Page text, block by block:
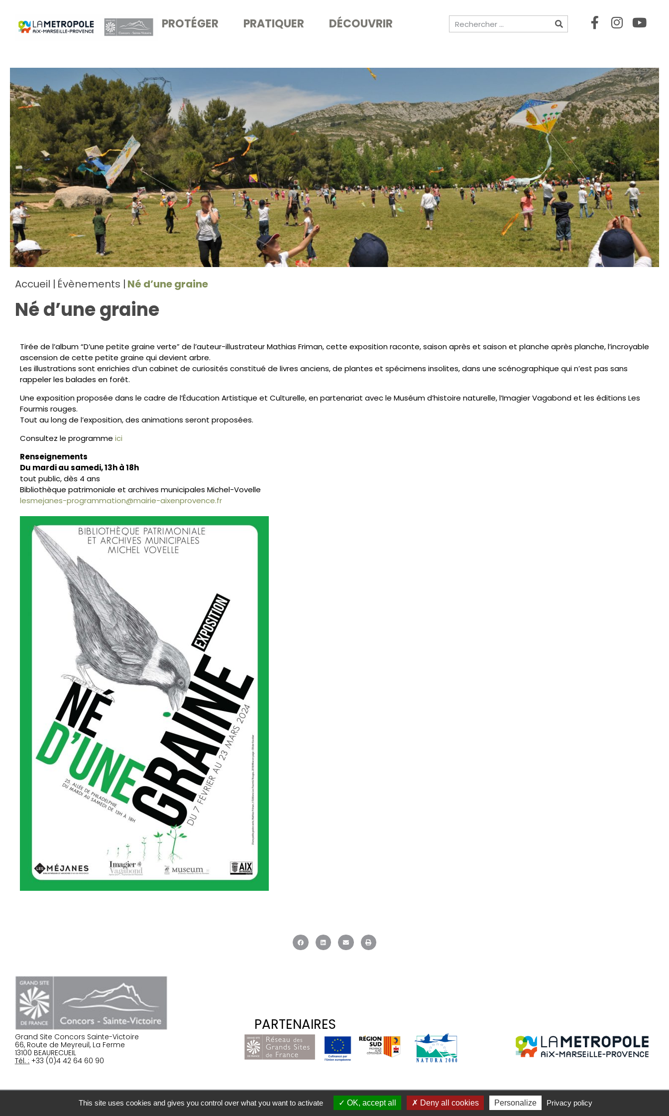
PROTÉGER PRATIQUER DÉCOUVRIR
Accueil Évènements Né d’une graine
Né d’une graine
Tirée de l’album “D’une petite graine verte” de l’auteur-illustrateur Mathias Friman, cette exposition raconte, saison après et saison et planche après planche, l’incroyable
ascension de cette petite graine qui devient arbre.
Les illustrations sont enrichies d’un cabinet de curiosités constitué de livres anciens, de plantes et spécimens insolites, dans une scénographique qui n’est pas sans
rappeler les balades en forêt.
Une exposition proposée dans le cadre de l’Éducation Artistique et Culturelle, en partenariat avec le Muséum d’histoire naturelle, l’Imagier Vagabond et les éditions Les
Fourmis rouges.
Tout au long de l’exposition, des animations seront proposées.
Consultez le programme ici
Renseignements
Du mardi au samedi, 13h à 18h
tout public, dès 4 ans
Bibliothèque patrimoniale et archives municipales Michel-Vovelle
lesmejanes-programmation@mairie-aixenprovence.fr
Grand Site Concors Sainte-Victoire
66, Route de Meyreuil, La Ferme
13100 BEAURECUEIL
Tél. : +33 (0)4 42 64 60 90
PARTENAIRES
Plan du site | Emploi | Contact | Mentions légales | Accessibilité: non conforme
This site uses cookies and gives you control over what you want to activate OK, accept all Deny all cookies Personalize Privacy policy